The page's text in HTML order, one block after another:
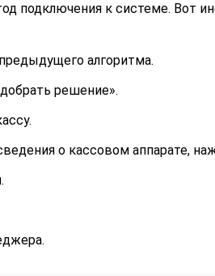
подключения к системе. Вот
алгоритма.
решение».
о кассовом аппарате,